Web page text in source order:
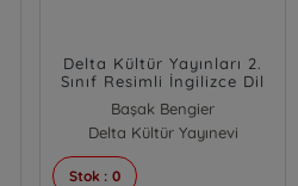
Delta Kültür Yayınları 2.
Sınıf Resimli İngilizce Dil
Kartları Delta Kültür
Başak Bengier
Delta Kültür Yayınevi
Stok : 0